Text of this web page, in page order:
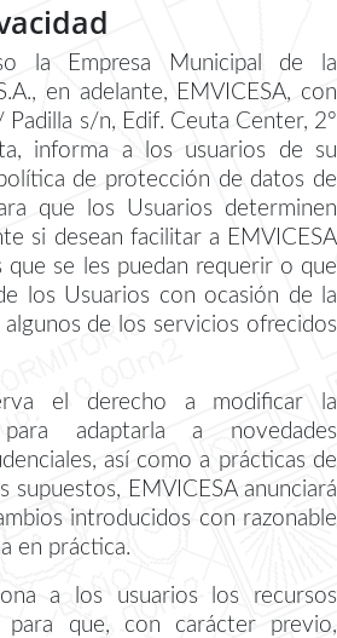
la Empresa Municipal de la
en adelante, EMVICESA, con
s/n, Edif. Ceuta Center, 2º
informa a los usuarios de su
de protección de datos de
que los Usuarios determinen
si desean facilitar a EMVICESA
que se les puedan requerir o que
los Usuarios con ocasión de la
de los servicios ofrecidos
el derecho a modificar la
adaptarla a novedades
así como a prácticas de
supuestos, EMVICESA anunciará
introducidos con razonable
en práctica.
a los usuarios los recursos
para que, con carácter previo,